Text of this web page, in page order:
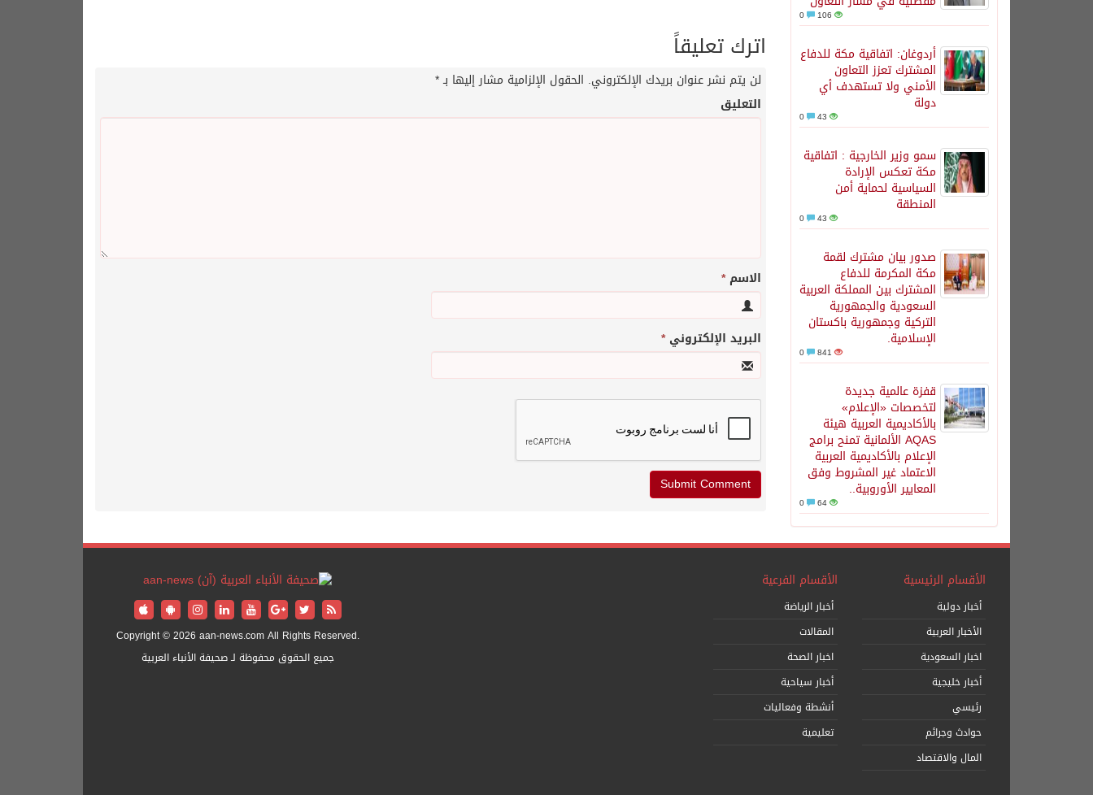
106
أردوغان: اتفاقية مكة للدفاع
المشترك تعزز التعاون
الأمني ولا تستهدف أي
دولة
43
سمو وزير الخارجية : اتفاقية
مكة تعكس الإرادة
السياسية لحماية أمن
المنطقة
43
صدور بيان مشترك لقمة
مكة المكرمة للدفاع
المشترك بين المملكة العربية
السعودية والجمهورية
التركية وجمهورية باكستان
الإسلامية.
841
قفزة عالمية جديدة
لتخصصات «الإعلام»
بالأكاديمية العربية هيئة
AQAS الألمانية تمنح برامج
الإعلام بالأكاديمية العربية
الاعتماد غير المشروط وفق
المعايير الأوروبية..
64
اترك تعليقاً
لن يتم نشر عنوان بريدك الإلكتروني. الحقول الإلزامية مشار إليها بـ*
التعليق
الاسم*
البريد الإلكتروني*
الأقسام الرئيسية
أخبار دولية
الأخبار العربية
اخبار السعودية
أخبار خليجية
رئيسي
حوادث وجرائم
المال والاقتصاد
الأقسام الفرعية
أخبار الرياضة
المقالات
اخبار الصحة
أخبار سياحية
أنشطة وفعاليات
تعليمية
Copyright © 2026 aan-news.com All Rights Reserved.
جميع الحقوق محفوظة لـ صحيفة الأنباء العربية